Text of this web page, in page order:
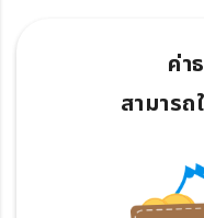
ค่า
สามารถ